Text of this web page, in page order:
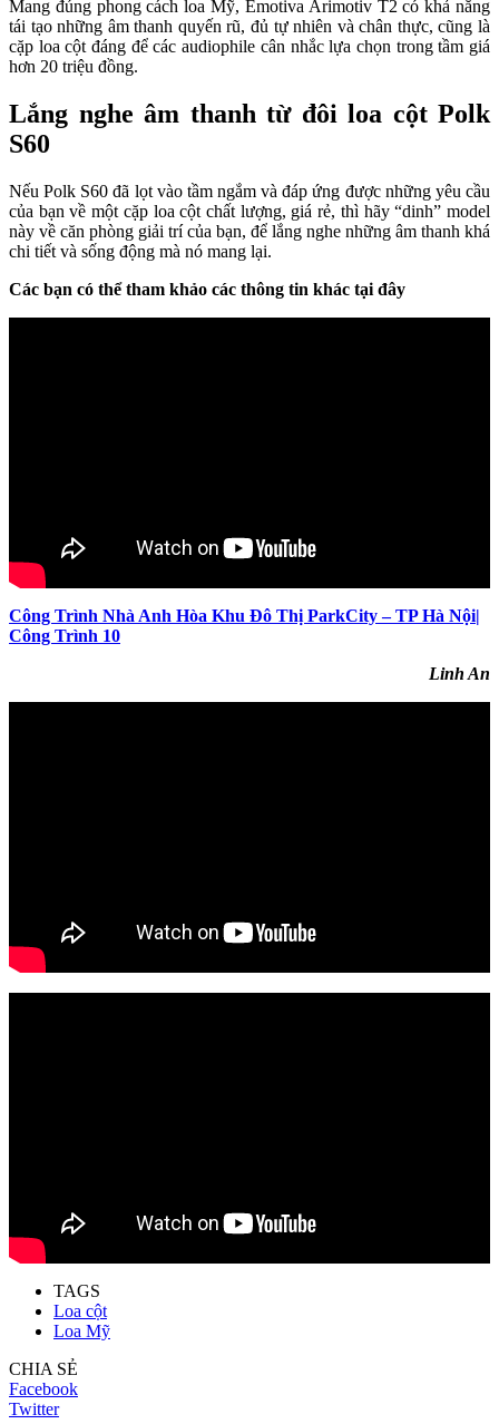
Mang đúng phong cách loa Mỹ, Emotiva Arimotiv T2 có khả năng
tái tạo những âm thanh quyến rũ, đủ tự nhiên và chân thực, cũng là
cặp loa cột đáng để các audiophile cân nhắc lựa chọn trong tầm giá
hơn 20 triệu đồng.
Lắng nghe âm thanh từ đôi loa cột Polk
S60
Nếu Polk S60 đã lọt vào tầm ngắm và đáp ứng được những yêu cầu
của bạn về một cặp loa cột chất lượng, giá rẻ, thì hãy “dinh” model
này về căn phòng giải trí của bạn, để lắng nghe những âm thanh khá
chi tiết và sống động mà nó mang lại.
Các bạn có thể tham khảo các thông tin khác tại đây
Công Trình Nhà Anh Hòa Khu Đô Thị ParkCity – TP Hà Nội|
Công Trình 10
Linh An
TAGS
Loa cột
Loa Mỹ
CHIA SẺ
Facebook
Twitter